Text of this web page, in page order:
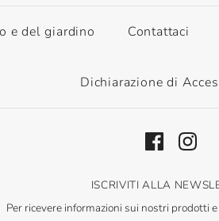
e del giardino Contattaci
Dichiarazione di
ISCRIVITI ALLA
Per ricevere informazioni sui nostri prodotti